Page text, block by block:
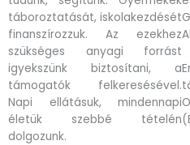
táboroztatását, iskolakezdését
finanszírozzuk. Az ezekhez
szükséges anyagi forrást
igyekszünk biztosítani, a
támogatók felkeresésével.
Napi ellátásuk, mindennapi
életük szebbé tételén
dolgozunk.